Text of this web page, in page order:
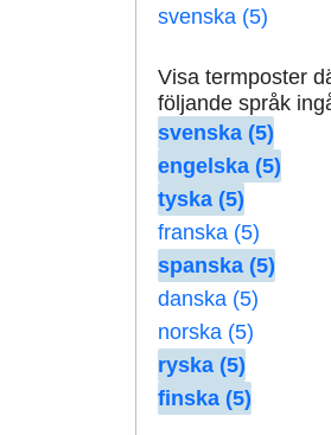
svenska (5)
Visa termposter
följande språk
svenska (5)
engelska (5)
tyska (5)
franska (5)
spanska (5)
danska (5)
norska (5)
ryska (5)
finska (5)